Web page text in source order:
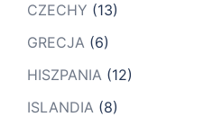
CZECHY (13)
GRECJA (6)
HISZPANIA (12)
ISLANDIA (8)